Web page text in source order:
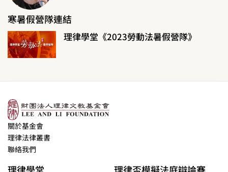
寒暑假營隊連結
理律學堂《2023勞動法暑假營隊》
關於基金會
理律法律叢書
聯絡我們